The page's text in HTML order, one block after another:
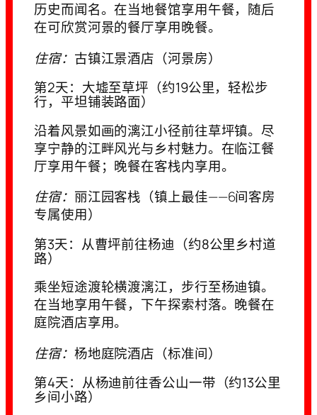
历史而闻名。在当地餐馆享用午餐，随后
在可欣赏河景的餐厅享用晚餐。
住宿： 古镇江景酒店（河景房）
第2天：大墟至草坪（约19公里，轻松步
行，平坦铺装路面）
沿着风景如画的漓江小径前往草坪镇。尽
享宁静的江畔风光与乡村魅力。在临江餐
厅享用午餐；晚餐在客栈内享用。
住宿： 丽江园客栈（镇上最佳——6间客房
专属使用）
第3天：从曹坪前往杨迪（约8公里乡村道
路）
乘坐短途渡轮横渡漓江，步行至杨迪镇。
在当地享用午餐，下午探索村落。晚餐在
庭院酒店享用。
住宿： 杨地庭院酒店（标准间）
第4天：从杨迪前往香公山一带（约13公里
乡间小路）